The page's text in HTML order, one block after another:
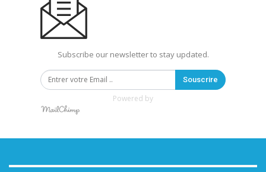
Subscribe our newsletter to stay updated.
Souscrire
Powered by